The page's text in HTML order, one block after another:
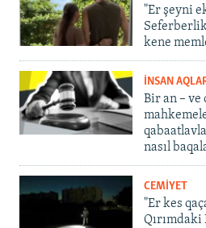
"Er şeyni
kene
İNSAN
Bir an – ve
nasıl
CEMİYET
"Er kes